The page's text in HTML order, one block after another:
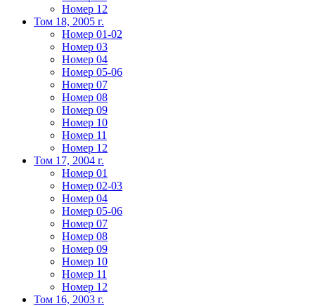
Номер 12
Том 18, 2005 г.
Номер 01-02
Номер 03
Номер 04
Номер 05-06
Номер 07
Номер 08
Номер 09
Номер 10
Номер 11
Номер 12
Том 17, 2004 г.
Номер 01
Номер 02-03
Номер 04
Номер 05-06
Номер 07
Номер 08
Номер 09
Номер 10
Номер 11
Номер 12
Том 16, 2003 г.